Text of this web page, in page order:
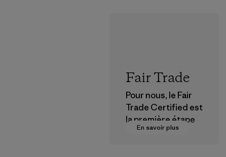
En savoir plus
Fair Trade
Pour nous, le Fair
Trade Certified est
la première étape
vers des